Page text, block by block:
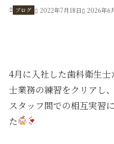
訪問診療
料金表
ブログ 2022年7月18日 2026年6
4月に入社した歯科衛生
士業務の練習をクリアし、
スタッフ間での相互実習
た